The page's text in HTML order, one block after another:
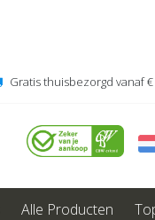
Gratis thuisbezorgd vanaf €
Alle Producten